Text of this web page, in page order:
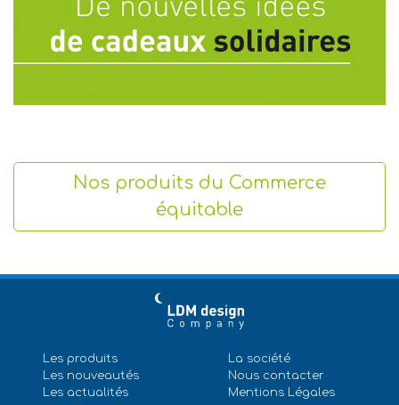
Nos produits du Commerce
équitable
Les produits
Les nouveautés
Les actualités
La société
Nous contacter
Mentions Légales